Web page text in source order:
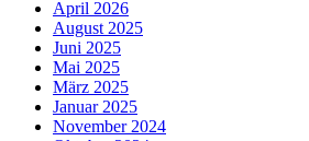
April 2026
August 2025
Juni 2025
Mai 2025
März 2025
Januar 2025
November 2024